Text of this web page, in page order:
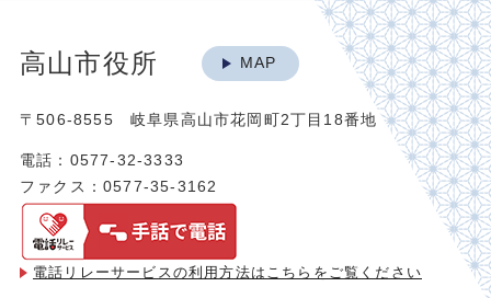
高山市役所 MAP
〒506-8555 岐阜県高山市花岡町2丁目18番地
電話：0577-32-3333
ファクス：0577-35-3162
電話リレーサービスの利用方法は こちらをご覧ください